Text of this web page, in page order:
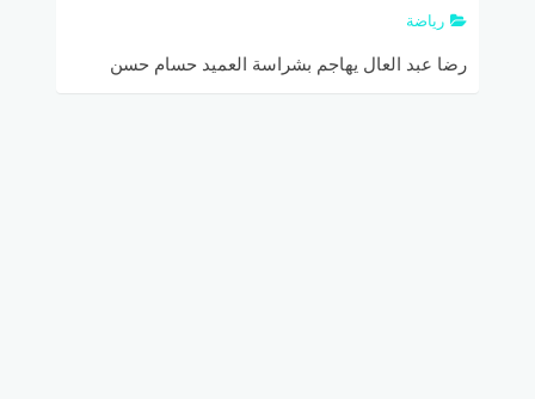
رياضة
رضا عبد العال يهاجم بشراسة العميد حسام حسن